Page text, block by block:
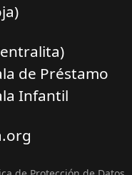
de Préstamo
Infantil